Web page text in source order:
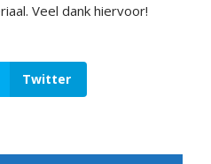
Veel dank hiervoor!
Twitter